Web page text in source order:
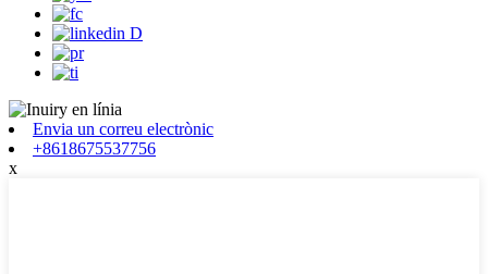
Envia un correu electrònic
+8618675537756
x